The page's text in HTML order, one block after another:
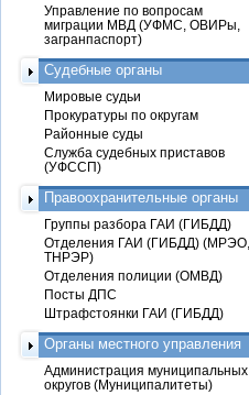
Управление по вопросам
миграции МВД (УФМС, ОВИРы,
загранпаспорт)
Судебные органы
Мировые судьи
Прокуратуры по округам
Районные суды
Служба судебных приставов
(УФССП)
Правоохранительные органы
Группы разбора ГАИ (ГИБДД)
Отделения ГАИ (ГИБДД) (МРЭО,
ТНРЭР)
Отделения полиции (ОМВД)
Посты ДПС
Штрафстоянки ГАИ (ГИБДД)
Органы местного управления
Администрация муниципальных
округов (Муниципалитеты)